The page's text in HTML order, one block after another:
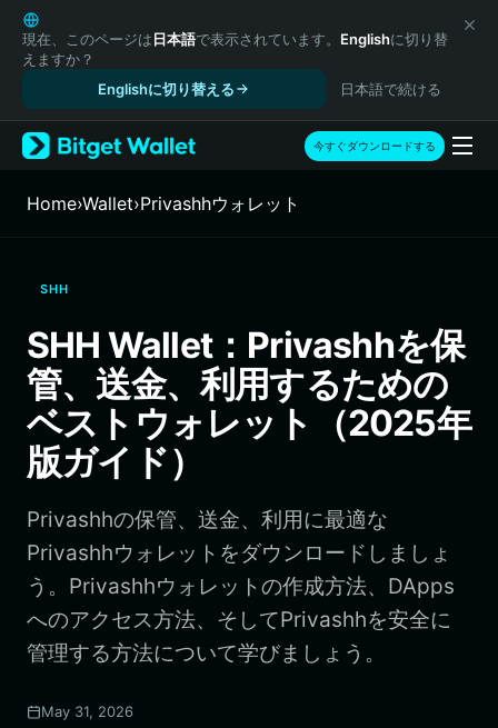
English
日本語
Tiếng Việt
Español (Latinoamérica)
Türkçe
Français
繁體中文
Bahasa Indonesia
ภาษาไทย
हिन्दी
Español
Português (Brasil)
現在、このページは日本語で表示されています。 Englishに切り替
えますか？
Englishに切り替える
日本語で続ける
今すぐダウンロードする
Home›Wallet›Privashhウォレット
SHH
SHH Wallet：Privashhを保
管、送金、利用するための
ベストウォレット（2025年
版ガイド）
Privashhの保管、送金、利用に最適な
Privashhウォレットをダウンロードしましょ
う。Privashhウォレットの作成方法、DApps
へのアクセス方法、そしてPrivashhを安全に
管理する方法について学びましょう。
May 31, 2026